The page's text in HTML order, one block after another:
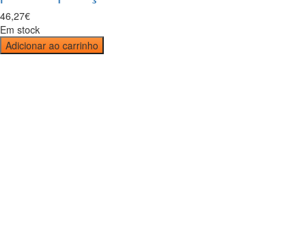
46,27€
Em stock
Adicionar ao carrinho